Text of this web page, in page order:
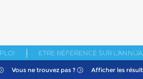
ETRE RÉFÉRENCÉ SUR
Vous ne trouvez pas ? Afficher les